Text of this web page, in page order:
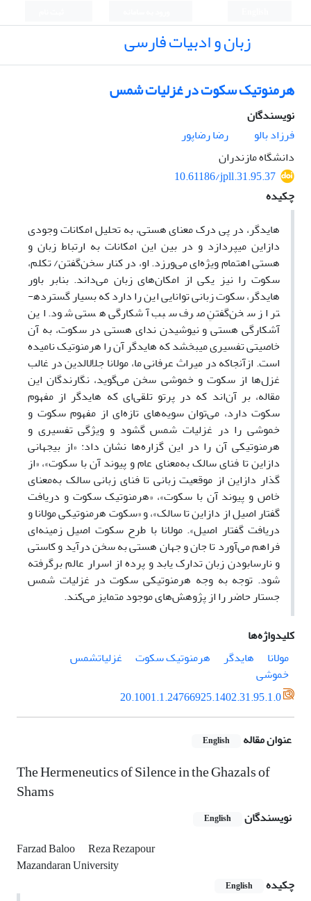
زبان و ادبیات فارسی
هرمنوتیک سکوت در غزلیات شمس
نویسندگان
فرزاد بالو
رضا رضاپور
دانشگاه مازندران
10.61186/jpll.31.95.37
چکیده
هایدگر، در پی درک معنای هستی، به تحلیل امکانات وجودی
دازاین می­پردازد و در بین این امکانات به ارتباط زبان و
هستی اهتمام ویژهای میورزد. او، در کنار سخن‌گفتن/ تکلم،
سکوت را نیز یکی از امکانهای زبان میداند. بنابر باور
هایدگر، سکوت زبانی توانایی این را دارد که بسیار گسترده­
تر از سخن‌گفتنِ صرف سبب آشکارگی هستی شود. این
آشکارگی هستی و نیوشیدن ندای هستی در سکوت، به آن
خاصیتی تفسیری می­بخشد که هایدگر آن را هرمنوتیک نامیده
است. ازآنجاکه در میراث عرفانی ما، مولانا جلال­الدین در غالب
غزلها از سکوت و خموشی سخن میگوید، نگارندگان این
مقاله، بر آن‌اند که در پرتو تلقی‌ای که هایدگر از مفهوم
سکوت دارد، میتوان سویههای تازهای از مفهوم سکوت و
خموشی را در غزلیات شمس گشود و ویژگی تفسیری و
هرمنوتیکی آن را در این گزاره‌ها نشان داد: «از بی­جهانی
دازاین تا فنای سالک به‌معنای عام و پیوند آن با سکوت»، «از
گذار دازاین از موقعیت زبانی تا فنای زبانی سالک به‌معنای
خاص و پیوند آن با سکوت»، «هرمنوتیک سکوت و دریافت
گفتار اصیل از دازاین تا سالک»، و «سکوت هرمنوتیکی مولانا و
دریافت گفتار اصیل». مولانا با طرح سکوت اصیل زمینهای
فراهم میآورد تا جان و جهان هستی به سخن درآید و کاستی
و نارسابودن زبان تدارک یابد و پرده از اسرار عالم برگرفته
شود. توجه به وجه هرمنوتیکی سکوت در غزلیات شمس
جستار حاضر را از پژوهشهای موجود متمایز میکند.
کلیدواژه‌ها
مولانا
هایدگر هرمنوتیک سکوت
غزلیات­شمس
خموشی
20.1001.1.24766925.1402.31.95.1.0
عنوان مقاله English
The Hermeneutics of Silence in the Ghazals of
Shams
نویسندگان English
Farzad Baloo
Reza Rezapour
Mazandaran University
چکیده
English